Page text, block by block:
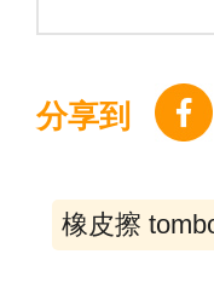
分享到
橡皮擦